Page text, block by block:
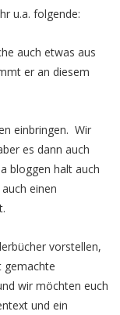
u.a. folgende:
auch etwas aus
er an diesem
einbringen. Wir
es dann auch
bloggen halt auch
einen
vorstellen,
gemachte
wir möchten euch
und ein